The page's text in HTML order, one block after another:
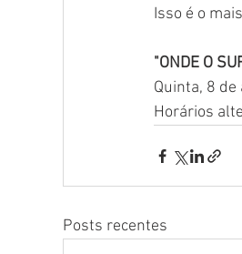
Isso é o
"ONDE O
Quinta, 8
Horários
Posts recentes